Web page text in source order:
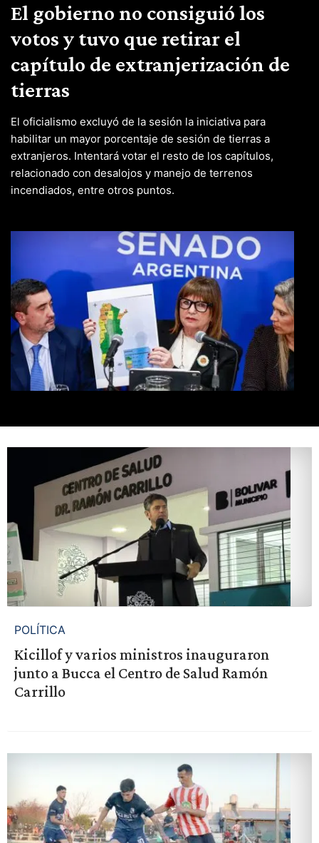
El gobierno no consiguió los
votos y tuvo que retirar el
capítulo de extranjerización de
tierras
El oficialismo excluyó de la sesión la iniciativa para
habilitar un mayor porcentaje de sesión de tierras a
extranjeros. Intentará votar el resto de los capítulos,
relacionado con desalojos y manejo de terrenos
incendiados, entre otros puntos.
POLÍTICA
Kicillof y varios ministros inauguraron
junto a Bucca el Centro de Salud Ramón
Carrillo